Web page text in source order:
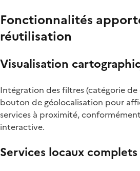
Fonctionnalités
réutilisation
Visualisation
Intégration des filtres (catégorie
bouton de géolocalisation pour
services à proximité,
interactive.
Services locaux complets